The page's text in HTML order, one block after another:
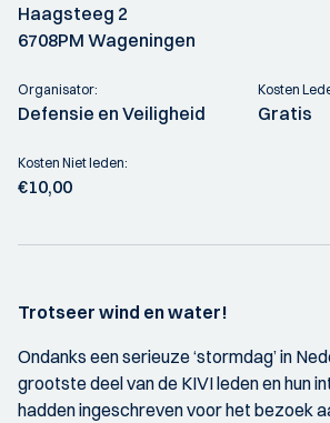
Haagsteeg 2
6708PM Wageningen
Organisator:
Defensie en Veiligheid
Kosten
Gratis
Kosten Niet leden:
€10,00
Trotseer wind en water!
Ondanks een serieuze ‘stormdag’ in
grootste deel van de KIVI leden en hun
hadden ingeschreven voor het bezoek